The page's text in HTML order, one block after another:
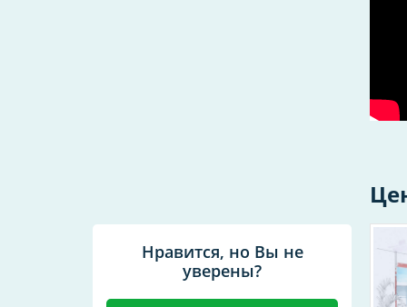
Нравится, но Вы не
уверены?